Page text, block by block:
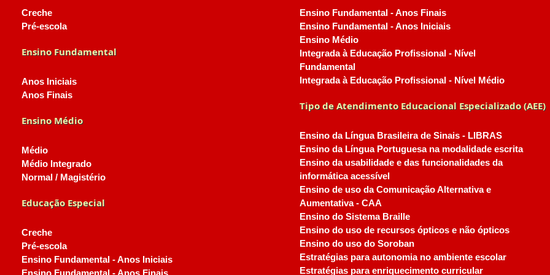
Creche
Pré-escola
Ensino Fundamental
Anos Iniciais
Anos Finais
Ensino Médio
Médio
Médio Integrado
Normal / Magistério
Educação Especial
Creche
Pré-escola
Ensino Fundamental - Anos Iniciais
Ensino Fundamental - Anos Finais
Ensino Fundamental - Anos Iniciais
Ensino Médio
Integrada à Educação Profissional - Nível
Fundamental
Integrada à Educação Profissional - Nível Médio
Tipo de Atendimento Educacional Especializado (AEE)
Ensino da Língua Brasileira de Sinais - LIBRAS
Ensino da Língua Portuguesa na modalidade escrita
Ensino da usabilidade e das funcionalidades da
informática acessível
Ensino de uso da Comunicação Alternativa e
Aumentativa - CAA
Ensino do Sistema Braille
Ensino do uso de recursos ópticos e não ópticos
Ensino do uso do Soroban
Estratégias para autonomia no ambiente escolar
Estratégias para enriquecimento curricular